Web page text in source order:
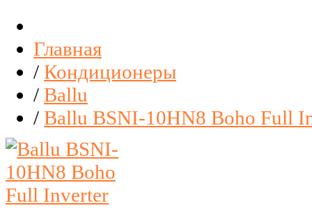
Главная
/ Кондиционеры
/ Ballu
/ Ballu BSNI-10HN8 Boho Full